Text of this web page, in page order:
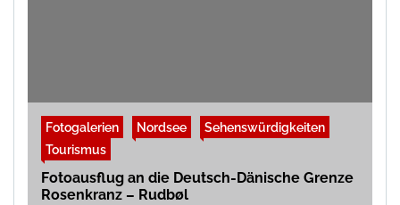
Fotogalerien Nordsee
Sehenswürdigkeiten
Tourismus
Fotoausflug an die Deutsch-Dänische Grenze
Rosenkranz – Rudbøl